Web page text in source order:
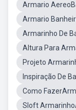
Armario
Armario
Armarinho De
Altura Para
Projeto
Inspiração De
Como
Sloft